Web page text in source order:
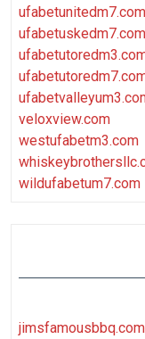
ufabetunitedm7.com
ufabetuskedm7.com
veloxview.com
westufabetm3.com
wildufabetum7.com
jimsfamousbbq.com